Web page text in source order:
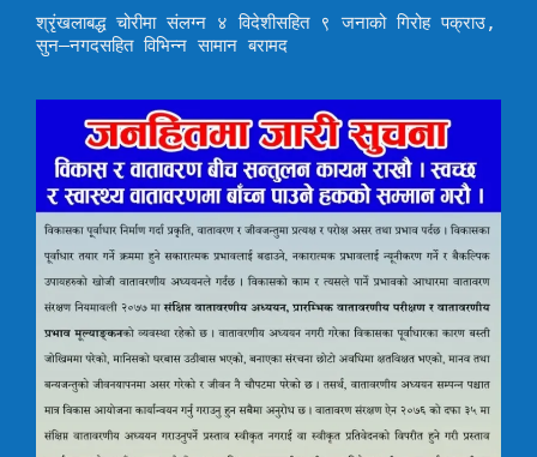
श्रृंखलाबद्ध चोरीमा संलग्न ४ विदेशीसहित ९ जनाको गिरोह पक्राउ,
सुन–नगदसहित विभिन्न सामान बरामद